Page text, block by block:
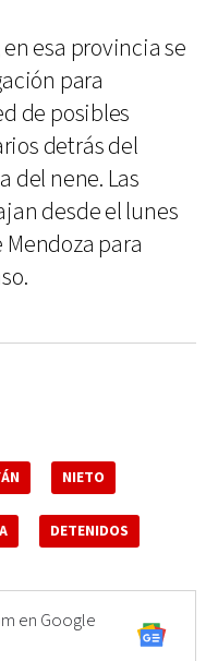
en esa provincia se
para
de posibles
detrás del
del nene. Las
desde el lunes
para
NIETO
DETENIDOS
en Google